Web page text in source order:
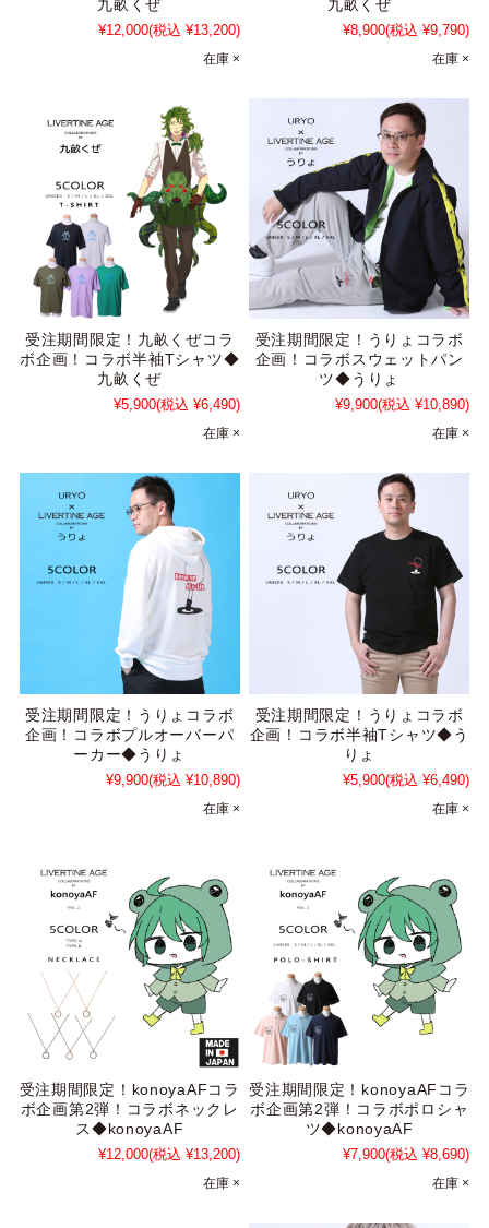
九畝くぜ
¥12,000(税込 ¥13,200)
在庫 ×
九畝くぜ
¥8,900(税込 ¥9,790)
在庫 ×
受注期間限定！九畝くぜコラ
ボ企画！コラボ半袖Tシャツ◆
九畝くぜ
¥5,900(税込 ¥6,490)
在庫 ×
受注期間限定！うりょコラボ
企画！コラボスウェットパン
ツ◆うりょ
¥9,900(税込 ¥10,890)
在庫 ×
受注期間限定！うりょコラボ
企画！コラボプルオーバーパ
ーカー◆うりょ
¥9,900(税込 ¥10,890)
在庫 ×
受注期間限定！うりょコラボ
企画！コラボ半袖Tシャツ◆う
りょ
¥5,900(税込 ¥6,490)
在庫 ×
受注期間限定！konoyaAFコラ
ボ企画第2弾！コラボネックレ
ス◆konoyaAF
¥12,000(税込 ¥13,200)
在庫 ×
受注期間限定！konoyaAFコラ
ボ企画第2弾！コラボポロシャ
ツ◆konoyaAF
¥7,900(税込 ¥8,690)
在庫 ×